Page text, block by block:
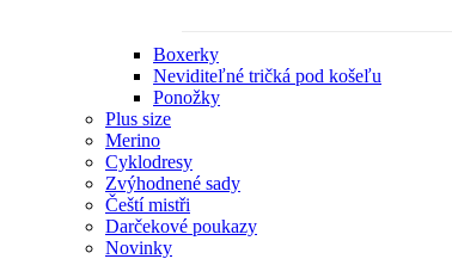
Boxerky
Neviditeľné tričká pod košeľu
Ponožky
Plus size
Merino
Cyklodresy
Zvýhodnené sady
Čeští mistři
Darčekové poukazy
Novinky